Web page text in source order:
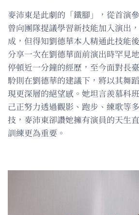
麥沛東是此劇的「鐵腳」，從首演
曾向團隊提議學習新技能加入演出
成，但得知劉德華本人精通此技能
分享一次在劉德華面前演出時罕見
停頓近一分鐘的經歷，至今面對長
駖則在劉德華的建議下，將以其舞
現更深層的絕望感。她坦言羨慕科
己正努力透過觀影、跑步、練歌等
技，麥沛東卻讚她擁有演員的天生
訓練更為重要。